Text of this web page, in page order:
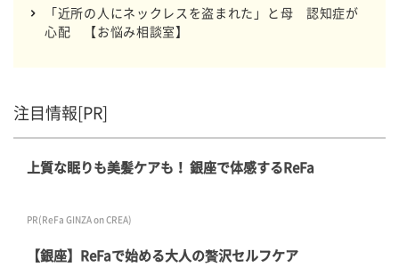
「近所の人にネックレスを盗まれた」と母 認知症が
心配 【お悩み相談室】
注目情報[PR]
上質な眠りも美髪ケアも！ 銀座で体感するReFa
PR(ReFa GINZA on CREA)
【銀座】ReFaで始める大人の贅沢セルフケア